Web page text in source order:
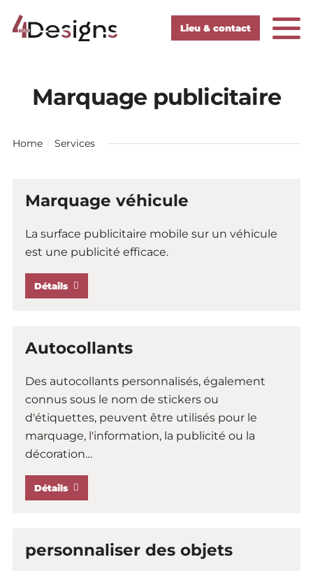
Lieu & contact
Home Services
Marquage publicitaire
Marquage véhicule
La surface publicitaire mobile sur un véhicule
est une publicité efficace.
Détails
Autocollants
Des autocollants personnalisés, également
connus sous le nom de stickers ou
d'étiquettes, peuvent être utilisés pour le
marquage, l'information, la publicité ou la
décoration…
Détails
personnaliser des objets